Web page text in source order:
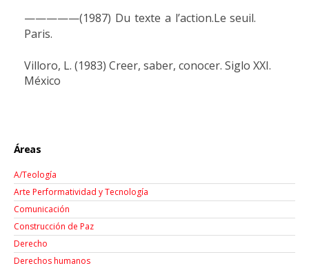
—————(1987) Du texte a l’action.Le seuil.
Paris.
Villoro, L. (1983) Creer, saber, conocer. Siglo XXI.
México
Áreas
A/Teología
Arte Performatividad y Tecnología
Comunicación
Construcción de Paz
Derecho
Derechos humanos